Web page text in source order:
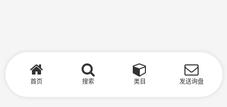
首页 搜索 类目 发送询盘